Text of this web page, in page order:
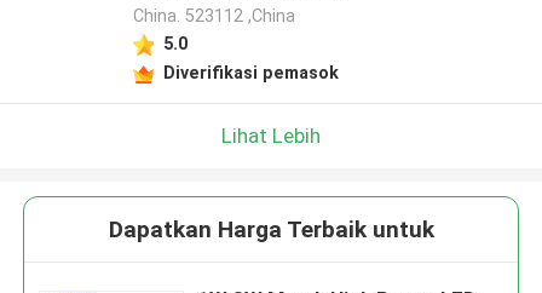
China. 523112 ,China
5.0
Diverifikasi pemasok
Lihat Lebih
Dapatkan Harga Terbaik untuk